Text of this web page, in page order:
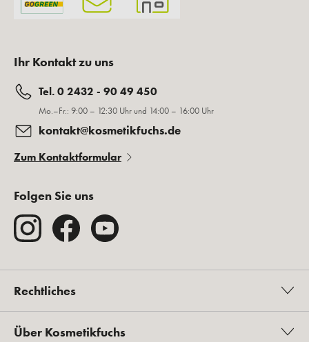
Ihr Kontakt zu uns
Tel. 0 2432 - 90 49 450
Mo.–Fr.: 9:00 – 12:30 Uhr und 14:00 – 16:00 Uhr
kontakt@kosmetikfuchs.de
Zum Kontaktformular
Folgen Sie uns
Rechtliches
Über Kosmetikfuchs